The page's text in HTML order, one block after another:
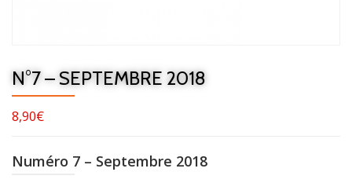
N°7 – SEPTEMBRE 2018
8,90€
Numéro 7 – Septembre 2018